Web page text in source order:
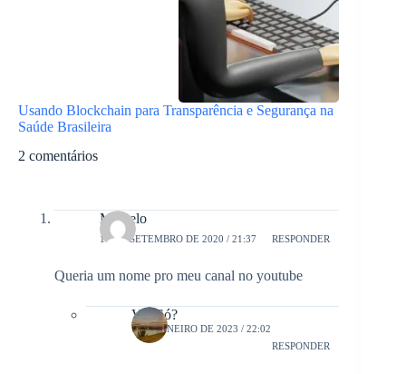
Usando Blockchain para Transparência e Segurança na
Saúde Brasileira
2 comentários
Marcelo
13 DE SETEMBRO DE 2020 / 21:37 RESPONDER
Queria um nome pro meu canal no youtube
Viu Só?
1 DE JANEIRO DE 2023 / 22:02
RESPONDER